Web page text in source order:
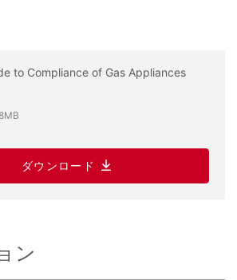
to Compliance of Gas Appliances
ダウンロード
ン